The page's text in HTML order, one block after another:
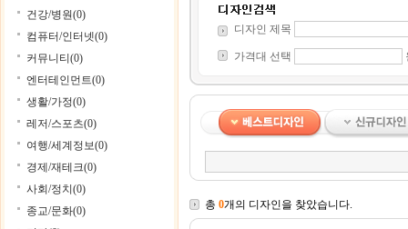
건강/병원(0)
컴퓨터/인터넷(0)
커뮤니티(0)
엔터테인먼트(0)
생활/가정(0)
레저/스포츠(0)
여행/세계정보(0)
경제/재테크(0)
사회/정치(0)
종교/문화(0)
디자인 제목
가격대 선택
총 0개의 디자인을 찾았습니다.